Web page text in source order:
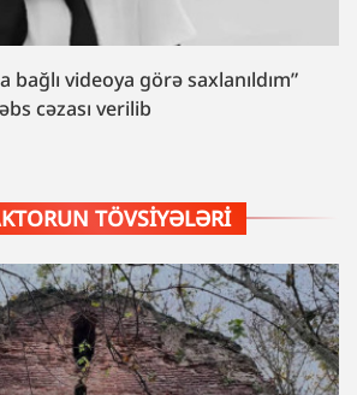
bağlı videoya görə saxlanıldım”
cəzası verilib
TÖVSIYƏLƏRI